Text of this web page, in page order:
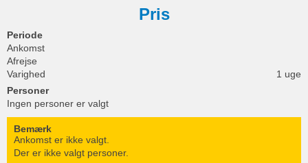
Pris
Periode
Ankomst
Afrejse
Varighed
1 uge
Personer
Ingen personer er valgt
Bemærk
Ankomst er ikke valgt.
Der er ikke valgt personer.